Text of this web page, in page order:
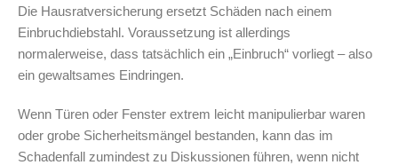
Die Hausratversicherung ersetzt Schäden nach einem
Einbruchdiebstahl. Voraussetzung ist allerdings
normalerweise, dass tatsächlich ein „Einbruch“ vorliegt – also
ein gewaltsames Eindringen.
Wenn Türen oder Fenster extrem leicht manipulierbar waren
oder grobe Sicherheitsmängel bestanden, kann das im
Schadenfall zumindest zu Diskussionen führen, wenn nicht